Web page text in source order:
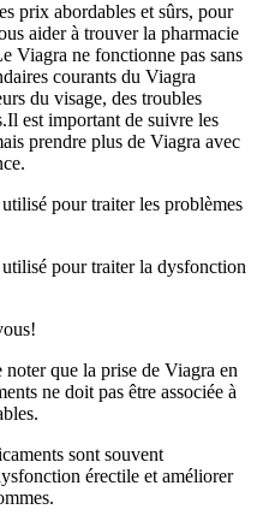
prix abordables et sûrs, pour
aider à trouver la pharmacie
Viagra ne fonctionne pas sans
courants du Viagra
du visage, des troubles
est important de suivre les
prendre plus de Viagra avec
pour traiter les problèmes
pour traiter la dysfonction
que la prise de Viagra en
ne doit pas être associée à
sont souvent
érectile et améliorer